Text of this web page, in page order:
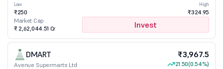
Low
₹250
High
₹324.95
Market Cap
₹ 2,62,044.51 Cr
Invest
DMART
Avenue Supermarts Ltd
₹3,967.5
21.50(0.54%)